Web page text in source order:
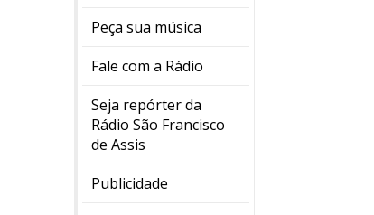
Peça sua música
Fale com a Rádio
Seja repórter da
Rádio São Francisco
de Assis
Publicidade